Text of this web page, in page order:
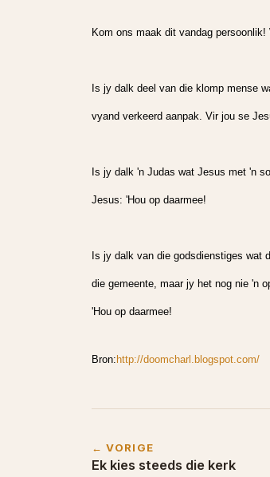
Kom ons maak dit vandag
Is jy dalk deel van die klomp mense
vyand verkeerd aanpak. Vir jou se
Is jy dalk 'n Judas wat Jesus met 'n
Jesus: 'Hou op daarmee!
Is jy dalk van die godsdienstiges wat
die gemeente, maar jy het nog nie 'n
'Hou op daarmee!
Bron:http://doomcharl.blogspot.com/
← VORIGE
Ek kies steeds die kerk